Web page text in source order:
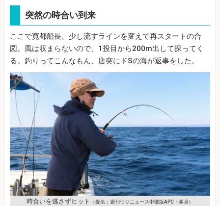
突然の時合い到来
ここで寛都船長、少し流すラインを変えて再スタートの合
図。風は収まらないので、1投目から200m出して探ってく
る。釣りってこんなもん、唐突にドSの海が返事をした。
時合いを逃さずヒット （提供：週刊つりニュース中部版APC・峯卓）